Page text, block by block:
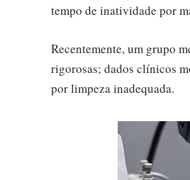
tempo de inatividade por
Recentemente, um grupo
rigorosas; dados clínicos
por limpeza inadequada.